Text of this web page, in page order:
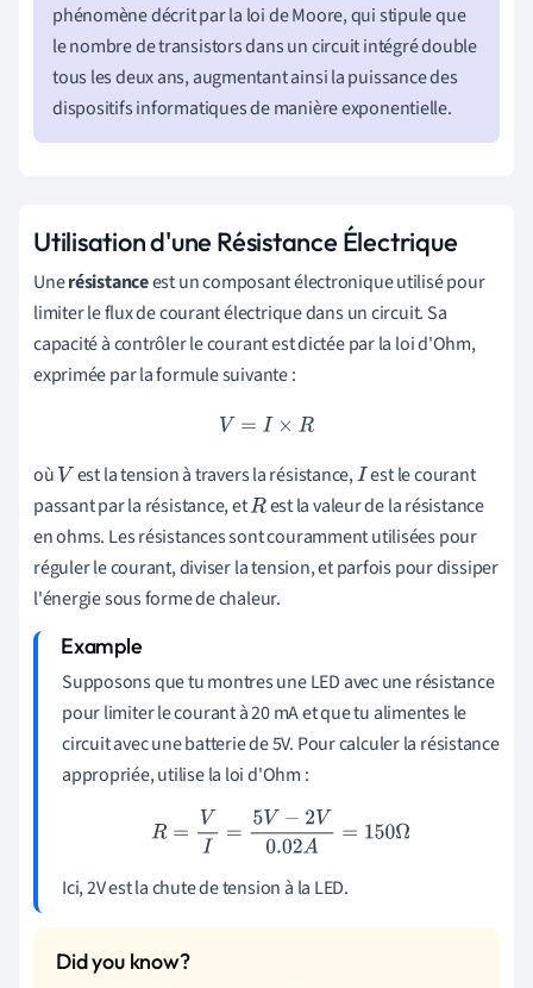
phénomène décrit par la loi de Moore, qui stipule que
le nombre de transistors dans un circuit intégré double
tous les deux ans, augmentant ainsi la puissance des
dispositifs informatiques de manière exponentielle.
Utilisation d'une Résistance Électrique
Unerésistanceest un composant électronique utilisé pour
limiter le flux de courant électrique dans un circuit. Sa
capacité à contrôler le courant est dictée par la loi d'Ohm,
exprimée par la formule suivante :
V=I× R
où V est la tension à travers la résistance,I est le courant
passant par la résistance, etR est la valeur de la résistance
en ohms. Les résistances sont couramment utilisées pour
réguler le courant, diviser la tension, et parfois pour dissiper
l'énergie sous forme de chaleur.
Supposons que tu montres une LED avec une résistance
pour limiter le courant à 20 mA et que tu alimentes le
circuit avec une batterie de 5V. Pour calculer la résistance
appropriée, utilise la loi d'Ohm :
R=V =5 V−2V0.02A=150 Ω
Ici, 2V est la chute de tension à la LED.